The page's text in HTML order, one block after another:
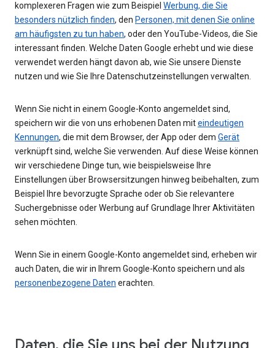
komplexeren Fragen wie zum Beispiel Werbung, die Sie
besonders nützlich finden, den Personen, mit denen Sie online
am häufigsten zu tun haben, oder den YouTube-Videos, die Sie
interessant finden. Welche Daten Google erhebt und wie diese
verwendet werden hängt davon ab, wie Sie unsere Dienste
nutzen und wie Sie Ihre Datenschutzeinstellungen verwalten.
Wenn Sie nicht in einem Google-Konto angemeldet sind,
speichern wir die von uns erhobenen Daten miteindeutigen
Kennungen, die mit dem Browser, der App oder dem Gerät
verknüpft sind, welche Sie verwenden. Auf diese Weise können
wir verschiedene Dinge tun, wie beispielsweise Ihre
Einstellungen über Browsersitzungen hinweg beibehalten, zum
Beispiel Ihre bevorzugte Sprache oder ob Sie relevantere
Suchergebnisse oder Werbung auf Grundlage Ihrer Aktivitäten
sehen möchten.
Wenn Sie in einem Google-Konto angemeldet sind, erheben wir
auch Daten, die wir in Ihrem Google-Konto speichern und als
personenbezogene Daten erachten.